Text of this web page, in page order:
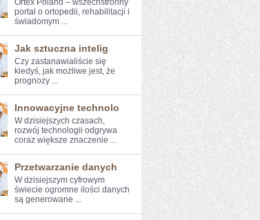
Ortex Poland – wszechstronny
portal o ortopedii, rehabilitacji i
świadomym ...
Jak sztuczna intelig
Czy zastanawialiście ​się
‍kiedyś, jak możliwe⁣ jest, że​
prognozy ...
Innowacyjne technolo
W dzisiejszych⁢ czasach,
rozwój technologii‌ odgrywa
coraz większe ​znaczenie ...
Przetwarzanie danych
W dzisiejszym cyfrowym
świecie ogromne ⁤ilości danych
⁤są generowane ...